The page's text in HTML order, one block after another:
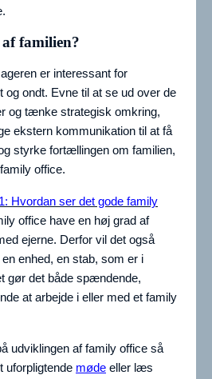
familien?
er interessant for
og ondt. Evne til at se ud over de
og tænke strategisk omkring,
ekstern kommunikation til at få
styrke fortællingen om familien,
office.
Hvordan ser det gode family
office have en høj grad af
ejerne. Derfor vil det også
enhed, en stab, som er i
gør det både spændende,
at arbejde i eller med et family
udviklingen af family office så
uforpligtende møde eller læs